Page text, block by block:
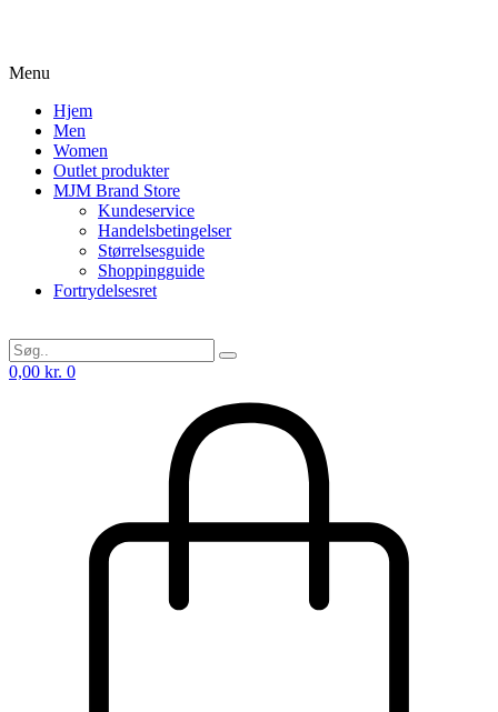
Menu
Hjem
Men
Women
Outlet produkter
MJM Brand Store
Kundeservice
Handelsbetingelser
Størrelsesguide
Shoppingguide
Fortrydelsesret
0,00 kr. 0